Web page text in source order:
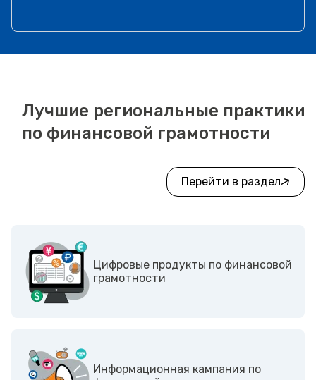
Лучшие региональные практики
по финансовой грамотности
Перейти в раздел
Цифровые продукты по финансовой
грамотности
Информационная кампания по